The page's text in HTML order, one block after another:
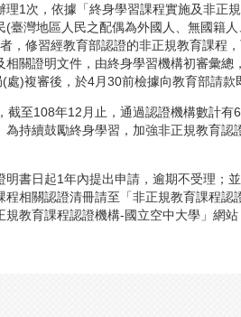
1次，依據「終身學習課程實施及非正
灣地區人民之配偶為外國人、無國籍人
，修習經教育部認證的非正規教育課程
關證明文件，由終身學習機構初審彙總
)複審後，於4月30前檢據向教育部請款
截至108年12月止，通過認證機構數計有
持續鼓勵終身學習，加強非正規教育認
書日起1年內提出申請，逾期不受理；
相關認證清冊請至「非正規教育課程認
教育課程認證機構-國立空中大學」網站